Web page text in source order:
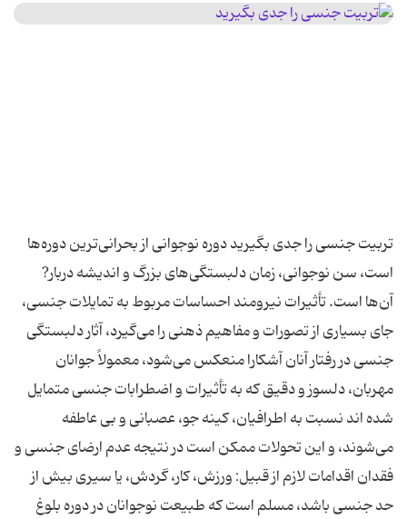
تربیت جنسی را جدی بگیرید دوره نوجوانی از بحرانی‌ترین دوره‌ها
است، سن نوجوانی، زمان دلبستگی‌های بزرگ و اندیشه دربار?
آن‌ها است. تأثیرات نیرومند احساسات مربوط به تمایلات جنسی،
جای بسیاری از تصورات و مفاهیم ذهنی را می‌گیرد، آثار دلبستگی
جنسی در رفتار آنان آشکارا منعکس می‌شود، معمولاً جوانان
مهربان، دلسوز و دقیق که به تأثیرات و اضطرابات جنسی متمایل
شده اند نسبت به اطرافیان، کینه جو، عصبانی و بی عاطفه
می‌شوند، و این تحولات ممکن است در نتیجه عدم ارضای جنسی و
فقدان اقدامات لازم از قبیل: ورزش، کار، گردش، یا سیری بیش از
حد جنسی باشد، مسلم است که طبیعت نوجوانان در دوره بلوغ